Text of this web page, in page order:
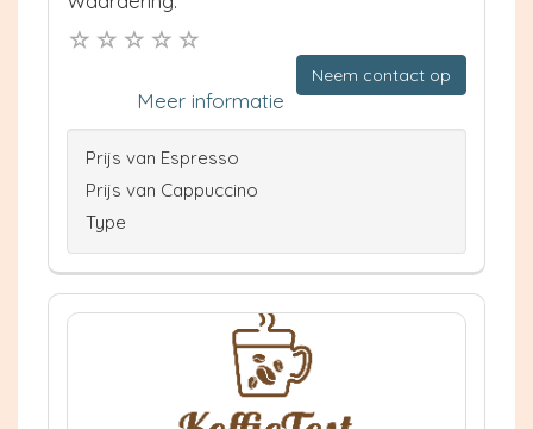
Neem contact op
Meer informatie
Prijs van Espresso
Prijs van Cappuccino
Type